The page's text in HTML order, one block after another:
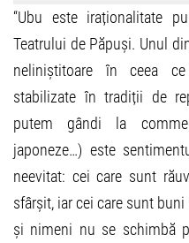
“Ubu este iraționalitate
Teatrului de Păpuși. Unul
neliniștitoare în ceea
stabilizate în tradiții de
putem gândi la
japoneze…) este
neevitat: cei care sunt
sfârșit, iar cei care sunt
și nimeni nu se schimbă